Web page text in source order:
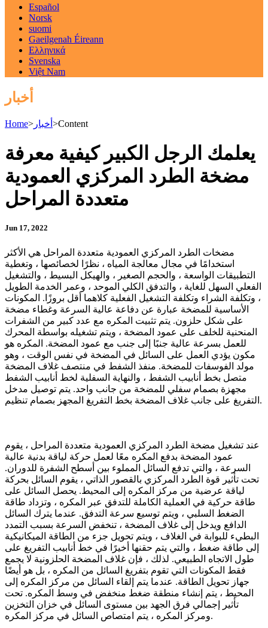
Español
Norsk
suomi
Gaeilgenah Éireann
Ελληνικά
Svenska
Việt Nam
أخبار
Home> أخبار >Content
يعلمك الرجل الكبير كيفية معرفة
مضخة الطرد المركزي العمودية
متعددة المراحل
Jun 17, 2022
مضخات الطرد المركزي العمودية متعددة المراحل هي الأكثر
استخدامًا في مجال معالجة المياه ، نظرًا لخصائصها ، وتغطية
التطبيقات الواسعة ، والحجم الصغير ، والهيكل البسيط ، والتشغيل
الفعلي السهل للغاية ، والتدفق الكلي الموحد ، وعمر الخدمة الطويل
، وتكلفة الشراء وتكلفة التشغيل الفعلية كلاهما أقل بروزًا. المكونات
الأساسية للمضخة عبارة عن دفاعة عالية السرعة وغطاء مضخة
على شكل حلزون. يتم تثبيت المكره مع عدد كبير من الشفرات
المنحنية للخلف على عمود المضخة ، ويتم تشغيله بواسطة المحرك
للعمل بسرعة عالية جنبًا إلى جنب مع عمود المضخة. المكره هو
مكون يؤدي العمل على السائل في المضخة في نفس الوقت ، وهو
مولد الفوسفات للمضخة. منفذ الشفط في منتصف غلاف المضخة
متصل بخط أنابيب الشفط ، والنهاية السفلية لخط أنابيب الشفط
مجهزة بصمام سفلي للمضخة من جانب واحد. يتم توصيل مدخل
التفريغ على جانب غلاف المضخة بخط التفريغ المجهز بصمام تنظيم.
عند تشغيل مضخة الطرد المركزي العمودية متعددة المراحل ، يقوم
عمود المضخة بدفع المكره معًا لعمل حركة لياقة بدنية عالية
السرعة ، والتي تدفع السائل المملوء بين أسطح الشفرة للدوران.
تحت تأثير قوة الطرد المركزي بالقصور الذاتي ، يقوم السائل بحركة
لياقة عرضية من مركز المكره إلى المحيط. يحصل السائل على
طاقة حركية في العملية الكاملة للتدفق عبر المكره ، وتزداد طاقة
الضغط السلبي ، ويتم توسيع سرعة التدفق. عندما يترك السائل
الدافع ويدخل إلى غلاف المضخة ، تنخفض السرعة بسبب التمدد
البطيء للبوابة في الغلاف ، ويتم تحويل جزء من الطاقة الميكانيكية
إلى طاقة ضغط ، والتي يتم حقنها أخيرًا في خط أنابيب التفريغ على
طول الاتجاه الطبيعي. لذلك ، فإن غلاف المضخة الحلزونية لا يجمع
فقط المكونات التي تقوم بتفريغ السائل من المكره ، بل هو أيضًا
جهاز تحويل الطاقة. عندما يتم إلقاء السائل من مركز المكره إلى
المحيط ، يتم إنشاء منطقة ضغط منخفض في وسط المكره. تحت
تأثير إجمالي فرق الجهد بين مستوى السائل في خزان التخزين
ومركز المكره ، يتم امتصاص السائل في مركز المكره.